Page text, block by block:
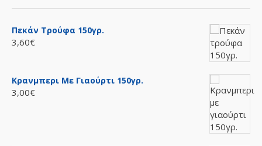
Πεκάν Τρούφα 150γρ.
3,60€
Κρανμπερι Με Γιαούρτι 150γρ.
3,00€